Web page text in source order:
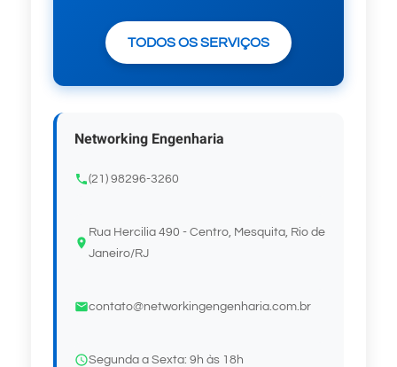
TODOS OS SERVIÇOS
Networking Engenharia
(21) 98296-3260
Rua Hercilia 490 - Centro, Mesquita, Rio de
Janeiro/RJ
contato@networkingengenharia.com.br
Segunda a Sexta: 9h às 18h